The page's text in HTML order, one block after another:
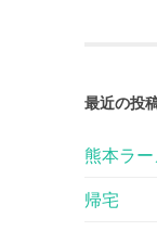
最近の投
熊本ラー
帰宅